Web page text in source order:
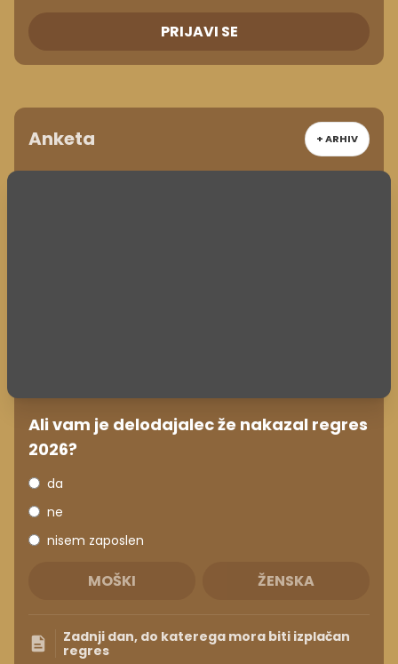
PRIJAVI SE
Anketa + ARHIV
Ali vam je delodajalec že nakazal regres
2026?
da
ne
nisem zaposlen
MOŠKI ŽENSKA
Zadnji dan, do katerega mora biti izplačan
regres